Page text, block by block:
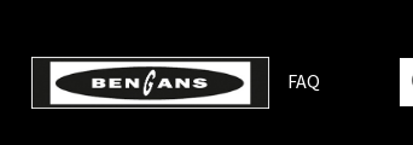
FAQ